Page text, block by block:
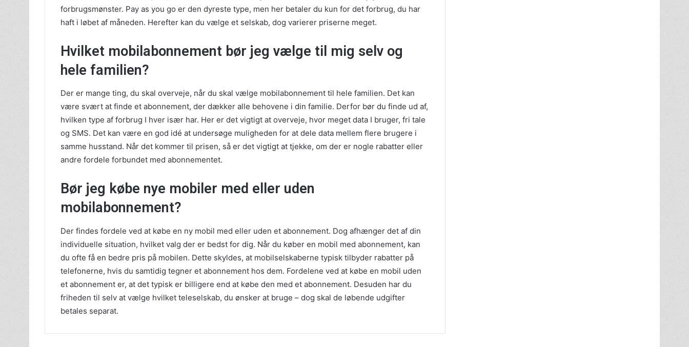
forbrugsmønster. Pay as you go er den dyreste type, men her betaler du kun for det forbrug, du har
haft i løbet af måneden. Herefter kan du vælge et selskab, dog varierer priserne meget.
Hvilket mobilabonnement bør jeg vælge til mig selv og
hele familien?
Der er mange ting, du skal overveje, når du skal vælge mobilabonnement til hele familien. Det kan
være svært at finde et abonnement, der dækker alle behovene i din familie. Derfor bør du finde ud af,
hvilken type af forbrug I hver især har. Her er det vigtigt at overveje, hvor meget data I bruger, fri tale
og SMS. Det kan være en god idé at undersøge muligheden for at dele data mellem flere brugere i
samme husstand. Når det kommer til prisen, så er det vigtigt at tjekke, om der er nogle rabatter eller
andre fordele forbundet med abonnementet.
Bør jeg købe nye mobiler med eller uden
mobilabonnement?
Der findes fordele ved at købe en ny mobil med eller uden et abonnement. Dog afhænger det af din
individuelle situation, hvilket valg der er bedst for dig. Når du køber en mobil med abonnement, kan
du ofte få en bedre pris på mobilen. Dette skyldes, at mobilselskaberne typisk tilbyder rabatter på
telefonerne, hvis du samtidig tegner et abonnement hos dem. Fordelene ved at købe en mobil uden
et abonnement er, at det typisk er billigere end at købe den med et abonnement. Desuden har du
friheden til selv at vælge hvilket teleselskab, du ønsker at bruge – dog skal de løbende udgifter
betales separat.